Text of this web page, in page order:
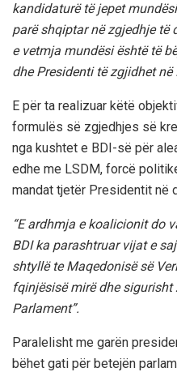
kandidaturë të jepet
parë shqiptar në zgjedhje të
e vetmja mundësi është të
dhe Presidenti të zgjidhet në
E për ta realizuar këtë
formulës së zgjedhjes së
nga kushtet e BDI-së për
edhe me LSDM, forcë
mandat tjetër Presidentit në
“E ardhmja e koalicionit do
BDI ka parashtruar vijat e
shtyllë te Maqedonisë së
fqinjësisë mirë dhe sigurisht
Parlament”.
Paralelisht me garën
bëhet gati për betejën